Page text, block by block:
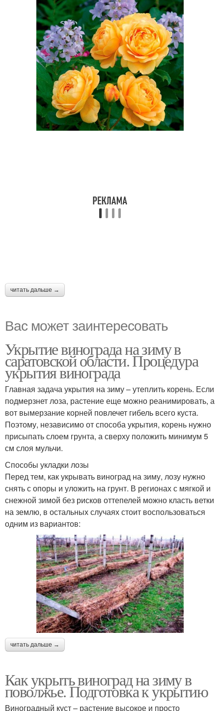
читать дальше →
Вас может заинтересовать
Укрытие винограда на зиму в
саратовской области. Процедура
укрытия винограда
Главная задача укрытия на зиму – утеплить корень. Если
подмерзнет лоза, растение еще можно реанимировать, а
вот вымерзание корней повлечет гибель всего куста.
Поэтому, независимо от способа укрытия, корень нужно
присыпать слоем грунта, а сверху положить минимум 5
см слоя мульчи.
Способы укладки лозы
Перед тем, как укрывать виноград на зиму, лозу нужно
снять с опоры и уложить на грунт. В регионах с мягкой и
снежной зимой без рисков оттепелей можно класть ветки
на землю, в остальных случаях стоит воспользоваться
одним из вариантов:
читать дальше →
Как укрыть виноград на зиму в
поволжье. Подготовка к укрытию
Виноградный куст – растение высокое и просто